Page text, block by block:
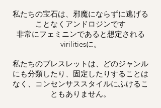
私たちの宝石は、邪魔にならずに逃げる
ことなくアンドロジンです
非常にフェミニンであると想定される
virilitiesに。
私たちのブレスレットは、どのジャンル
にも分類したり、固定したりすることは
なく、コンセンサススタイルにふけるこ
ともありません。